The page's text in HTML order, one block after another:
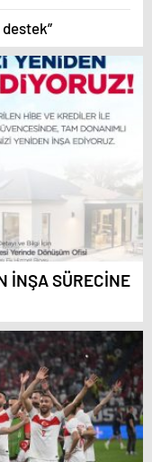
İNŞA SÜRECİNE